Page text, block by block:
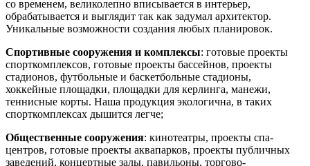
со временем, великолепно вписывается в интерьер,
обрабатывается и выглядит так как задумал архитектор.
Уникальные возможности создания любых планировок.
Спортивные сооружения и комплексы: готовые проекты
спорткомплексов, готовые проекты бассейнов, проекты
стадионов, футбольные и баскетбольные стадионы,
хоккейные площадки, площадки для керлинга, манежи,
теннисные корты. Наша продукция экологична, в таких
спорткомплексах дышится легче;
Общественные сооружения: кинотеатры, проекты спа-
центров, готовые проекты аквапарков, проекты публичных
заведений, концертные залы, павильоны, торгово-